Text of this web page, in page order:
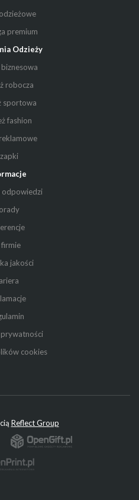
premium
Odzieży
robocza
sportowa
fashion
odpowiedzi
firmie
jakości
cookies
Reflect Group